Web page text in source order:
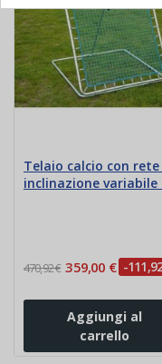
Telaio calcio con rete
inclinazione variabile
470,92 € 359,00 € -
Aggiungi al
carrello